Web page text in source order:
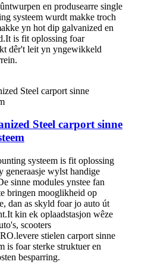
en produsearre single
systeem wurdt makke troch
yn hot dip galvanized en
is fit oplossing foar
dêr't leit yn yngewikkeld
Steel carport sinne
systeem is fit oplossing
generaasje wylst handige
sinne modules ynstee fan
bringen mooglikheid op
dan as skyld foar jo auto út
kin ek oplaadstasjon wêze
scooters
stielen carport sinne
is foar sterke struktuer en
besparring.